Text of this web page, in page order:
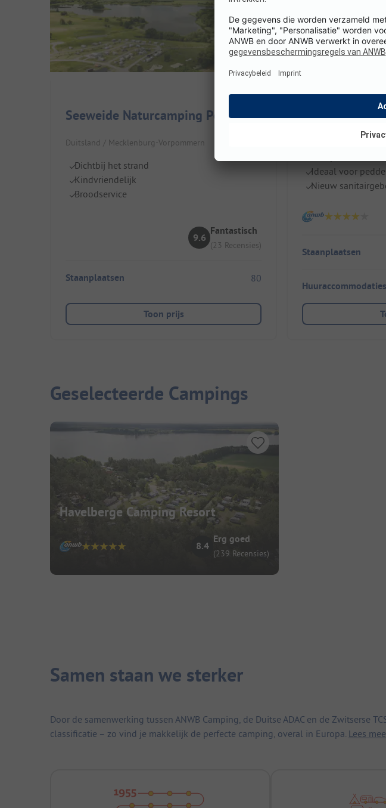
Seeweide Naturcamping Penzlin
Duitsland / Mecklenburg-Vorpommern
Dichtbij het strand
Kindvriendelijk
Broodservice
9.6
Fantastisch
(23 Recensies)
Staanplaatsen 80
Toon prijs
FKK
Duitsland /
Ideaal voor
Nieuw
Staanplaatsen
Huuraccommodaties
Geselecteerde Campings
Havelberge Camping Resort
8.4
Erg goed
(239 Recensies)
Samen staan we sterker
Door de samenwerking tussen ANWB Camping, de Duitse ADAC en de
classificatie – zo vind je makkelijk de perfecte camping, overal in Europa. Lees